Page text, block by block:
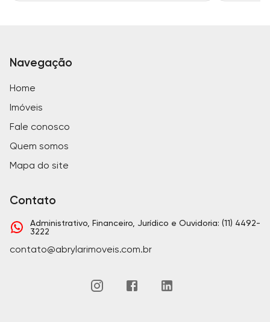
Navegação
Home
Imóveis
Fale conosco
Quem somos
Mapa do site
Contato
Administrativo, Financeiro, Jurídico e Ouvidoria: (11) 4492-
3222
contato@abrylarimoveis.com.br